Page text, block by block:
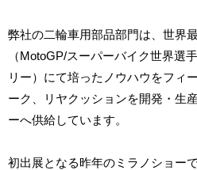
弊社の二輪車用部品部門は、世界
（MotoGP/スーパーバイク世界選
リー）にて培ったノウハウをフィ
ーク、リヤクッションを開発・生
ーへ供給しています。
初出展となる昨年のミラノショー